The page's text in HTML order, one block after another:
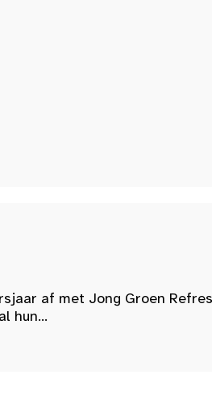
af met Jong Groen
hun...